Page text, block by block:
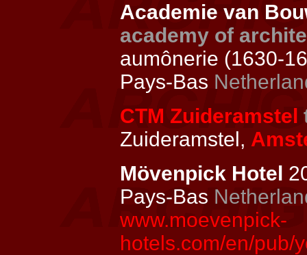
Academie van
academy of
aumônerie (1630-
Pays-Bas
CTM Zuideramstel
Zuideramstel,
Mövenpick Hotel
Pays-Bas
www.moevenpick-
hotels.com/en/pub/